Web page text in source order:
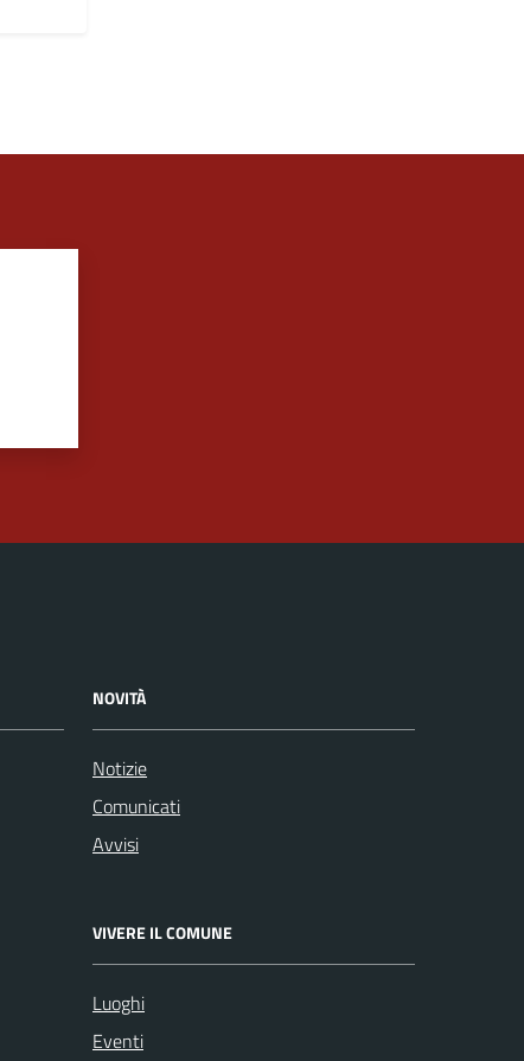
NOVITÀ
Notizie
Comunicati
Avvisi
VIVERE IL COMUNE
Luoghi
Eventi